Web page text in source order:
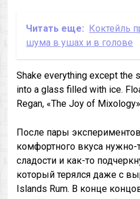
Читать еще: Коктейль
шума в ушах и в голове
Shake everything except the
into a glass filled with ice.
Regan, «The Joy of Mixology»
После пары экспериментов
комфортного вкуса
сладости и как-то
который терялся даже с
Islands Rum. В конце